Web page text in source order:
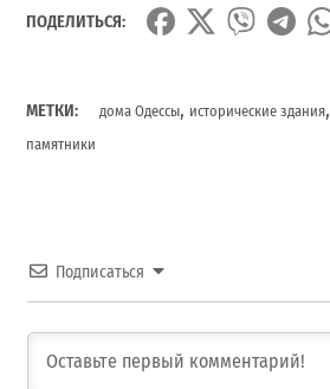
ПОДЕЛИТЬСЯ:
МЕТКИ: дома Одессы, исторические здания,
памятники
Подписаться